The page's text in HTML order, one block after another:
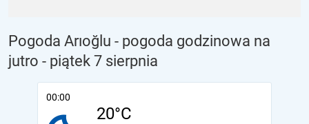
Pogoda Arıoğlu - pogoda godzinowa na
jutro - piątek 7 sierpnia
00:00
20°C